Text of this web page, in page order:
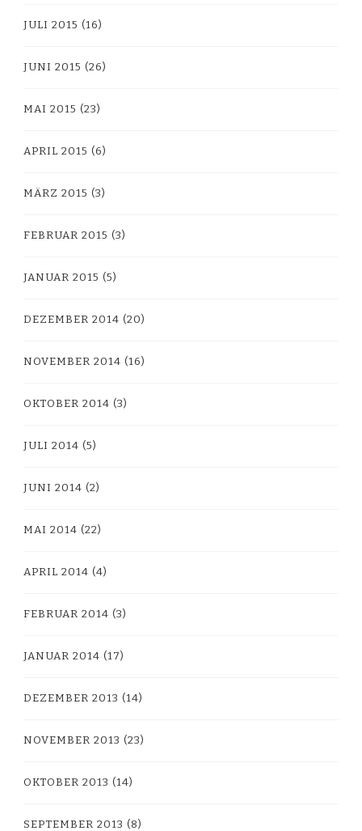
JULI 2015 (16)
JUNI 2015 (26)
MAI 2015 (23)
APRIL 2015 (6)
MÄRZ 2015 (3)
FEBRUAR 2015 (3)
JANUAR 2015 (5)
DEZEMBER 2014 (20)
NOVEMBER 2014 (16)
OKTOBER 2014 (3)
JULI 2014 (5)
JUNI 2014 (2)
MAI 2014 (22)
APRIL 2014 (4)
FEBRUAR 2014 (3)
JANUAR 2014 (17)
DEZEMBER 2013 (14)
NOVEMBER 2013 (23)
OKTOBER 2013 (14)
SEPTEMBER 2013 (8)